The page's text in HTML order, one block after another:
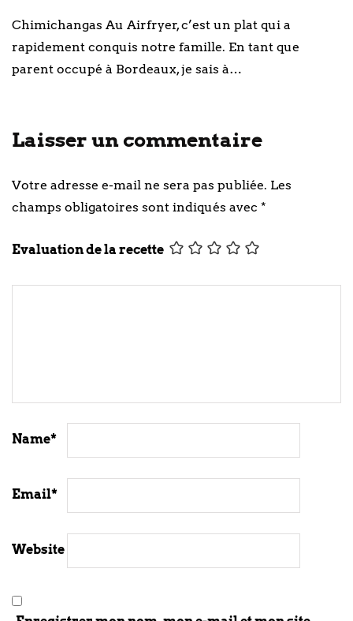
Chimichangas Au Airfryer, c’est un plat qui a
rapidement conquis notre famille. En tant que
parent occupé à Bordeaux, je sais à…
Laisser un commentaire
Votre adresse e-mail ne sera pas publiée. Les
champs obligatoires sont indiqués avec *
Evaluation de la recette
Name*
Email*
Website